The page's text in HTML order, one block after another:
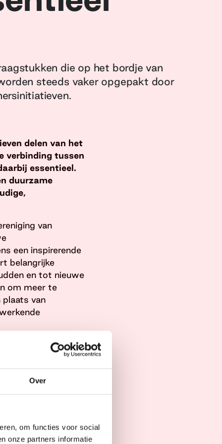
Over
om functies voor social
onze partners informatie
die op het bordje van
steeds vaker opgepakt door
delen van het
verbinding tussen
essentieel.
duurzame
van
een inspirerende
belangrijke
en tot nieuwe
om meer te
van
manier te doen.
onderzoek.
Goede
een bredere blik
Stichting DOEN,